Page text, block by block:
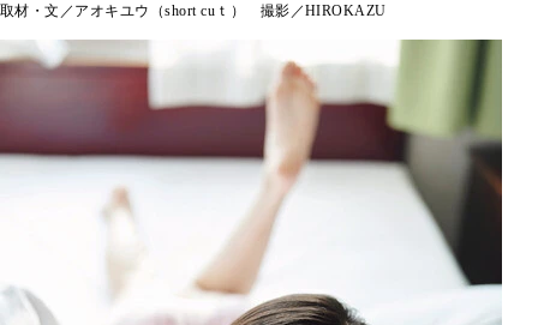
取材・文／アオキユウ（short cuｔ） 撮影／HIROKAZU